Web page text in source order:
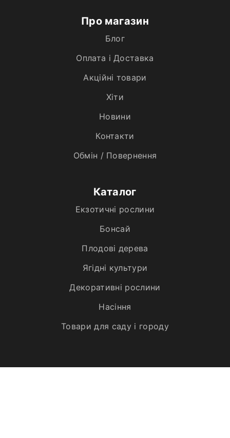
Про магазин
Блог
Оплата і Доставка
Акційні товари
Хiти
Новини
Контакти
Обмін / Повернення
Каталог
Екзотичні рослини
Бонсай
Плодові дерева
Ягідні культури
Декоративні рослини
Насіння
Товари для саду і городу